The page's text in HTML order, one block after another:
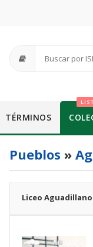
TÉRMINOS
Pueblos »
Liceo